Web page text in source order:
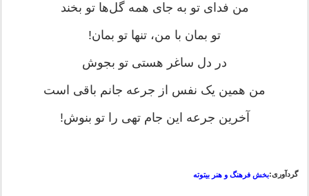
من فدای تو به جای همه گل‌ها تو بخند
تو بمان با من، تنها تو بمان!
در دل ساغر هستی تو بجوش
من همین یک نفس از جرعه جانم باقی است
آخرین جرعه این جام تهی را تو بنوش!
گردآوری:بخش فرهنگ و هنر بیتوته